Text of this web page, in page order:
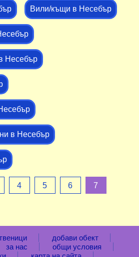
Вили/къщи в Несебър
Несебър
в Несебър
4 5 6 7
добави обект
за нас
общи условия